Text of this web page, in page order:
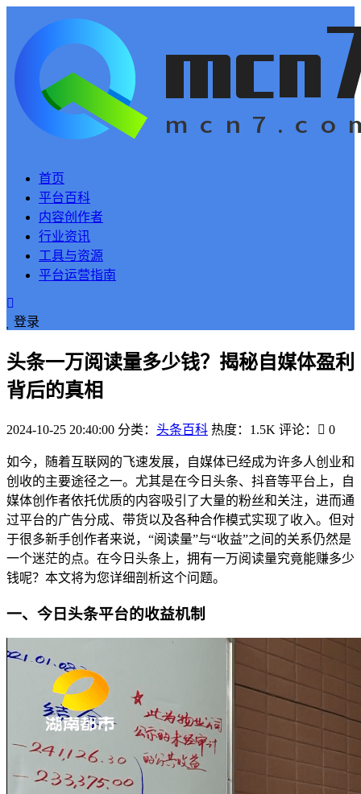
首页
平台百科
内容创作者
行业资讯
工具与资源
平台运营指南
登录
头条一万阅读量多少钱？揭秘自媒体盈利
背后的真相
2024-10-25 20:40:00 分类： 头条百科 热度：1.5K 评论： 0
如今，随着互联网的飞速发展，自媒体已经成为许多人创业和
创收的主要途径之一。尤其是在今日头条、抖音等平台上，自
媒体创作者依托优质的内容吸引了大量的粉丝和关注，进而通
过平台的广告分成、带货以及各种合作模式实现了收入。但对
于很多新手创作者来说，“阅读量”与“收益”之间的关系仍然是
一个迷茫的点。在今日头条上，拥有一万阅读量究竟能赚多少
钱呢？本文将为您详细剖析这个问题。
一、今日头条平台的收益机制